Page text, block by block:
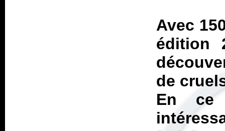
Avec
édition
de
En ce